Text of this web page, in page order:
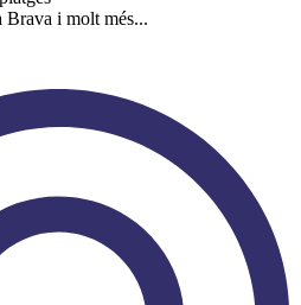
Brava i molt més...